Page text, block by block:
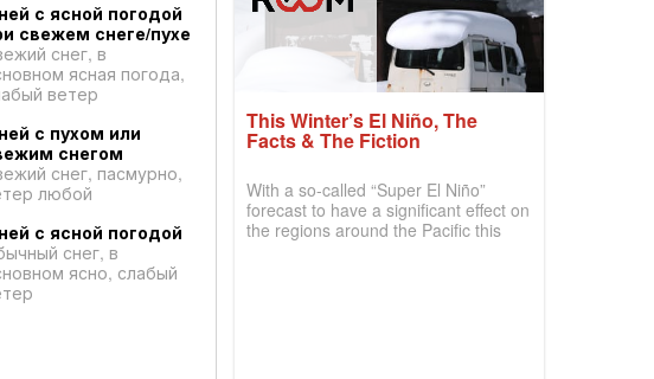
с ясной погодой
свежем снеге/пухе
снег, в
ясная погода,
ветер
с пухом или
снегом
снег, пасмурно,
любой
с ясной погодой
снег, в
ясно, слабый
This Winter’s El Niño, The
Facts & The Fiction
With a so-called “Super El Niño”
forecast to have a significant effect on
the regions around the Pacific this